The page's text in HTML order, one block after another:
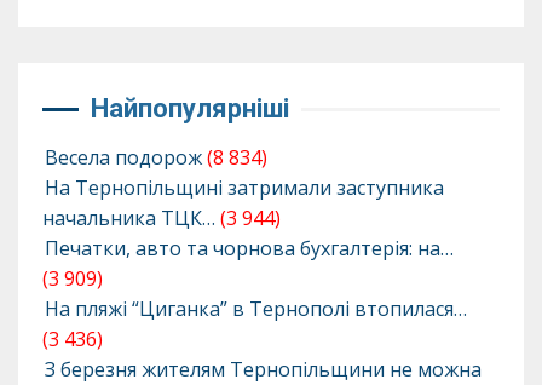
Найпопулярніші
Весела подорож(8 834)
На Тернопільщині затримали заступника
начальника ТЦК… (3 944)
Печатки, авто та чорнова бухгалтерія: на…
(3 909)
На пляжі “Циганка” в Тернополі втопилася…
(3 436)
З березня жителям Тернопільщини не можна